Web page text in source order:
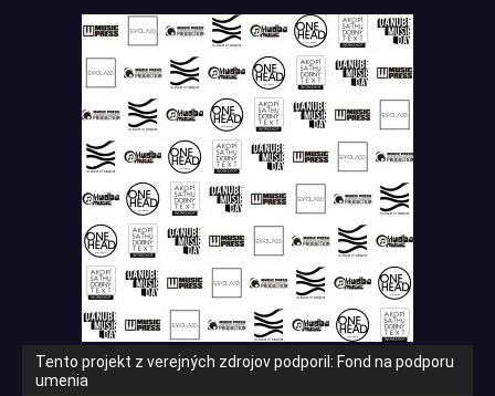
Tento projekt z verejných zdrojov podporil: Fond na podporu
umenia